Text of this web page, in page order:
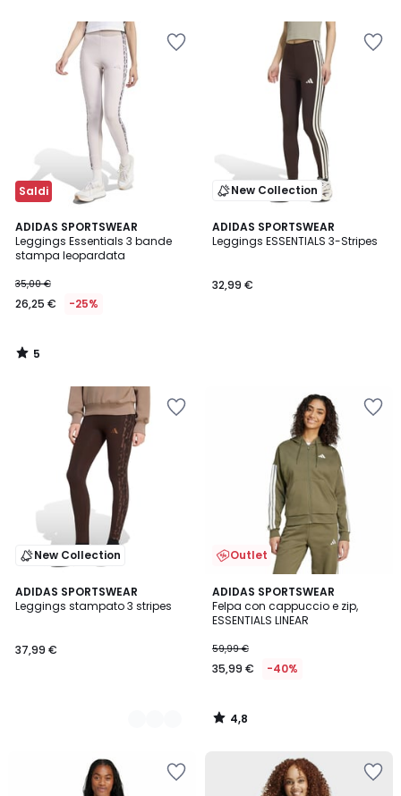
Saldi
ADIDAS SPORTSWEAR
Leggings Essentials 3 bande
stampa leopardata
35,00 €
26,25 € -25%
5
/
5
5
/
New Collection
ADIDAS SPORTSWEAR
Leggings ESSENTIALS 3-Stripes
32,99 €
New Collection
ADIDAS SPORTSWEAR
Leggings stampato 3 stripes
37,99 €
2
Colori
Outlet
ADIDAS SPORTSWEAR
Felpa con cappuccio e zip,
ESSENTIALS LINEAR
59,99 €
35,99 € -40%
4,8
/ 5
4,8
/